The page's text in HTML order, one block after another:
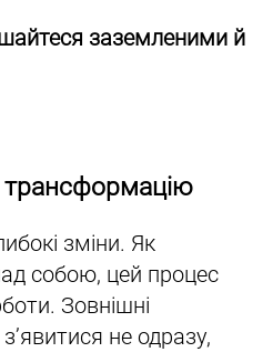
заземленими й
трансформацію
зміни. Як
собою, цей процес
Зовнішні
не одразу,